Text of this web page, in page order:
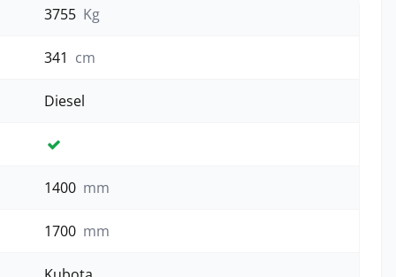
3755 Kg
341 cm
Diesel
Ja
1400 mm
1700 mm